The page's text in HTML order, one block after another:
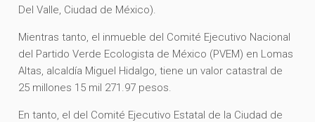
Del Valle, Ciudad de México).
Mientras tanto, el inmueble del Comité Ejecutivo Nacional
del Partido Verde Ecologista de México (PVEM) en Lomas
Altas, alcaldía Miguel Hidalgo, tiene un valor catastral de
25 millones 15 mil 271.97 pesos.
En tanto, el del Comité Ejecutivo Estatal de la Ciudad de